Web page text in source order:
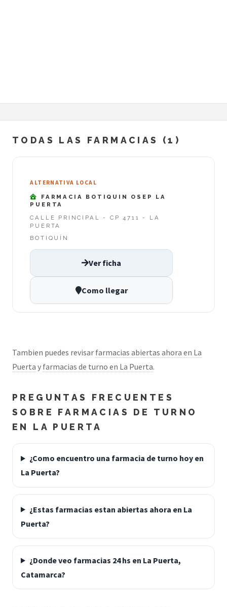
TODAS LAS FARMACIAS (1)
ALTERNATIVA LOCAL
FARMACIA BOTIQUIN OSEP LA
PUERTA
CALLE PRINCIPAL - CP 4711 - LA
PUERTA
BOTIQUÍN
Ver ficha
Como llegar
Tambien puedes revisar farmacias abiertas ahora en La
Puerta y farmacias de turno en La Puerta.
PREGUNTAS FRECUENTES
SOBRE FARMACIAS DE TURNO
EN LA PUERTA
¿Como encuentro una farmacia de turno hoy en
La Puerta?
¿Estas farmacias estan abiertas ahora en La
Puerta?
¿Donde veo farmacias 24 hs en La Puerta,
Catamarca?